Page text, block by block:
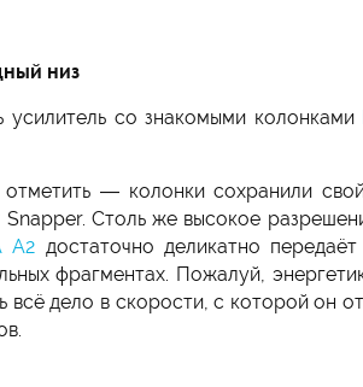
низ
усилитель со знакомыми колонками
— колонки сохранили
Столь же высокое
A2 достаточно деликатно
фрагментах. Пожалуй,
всё дело в скорости, с которой